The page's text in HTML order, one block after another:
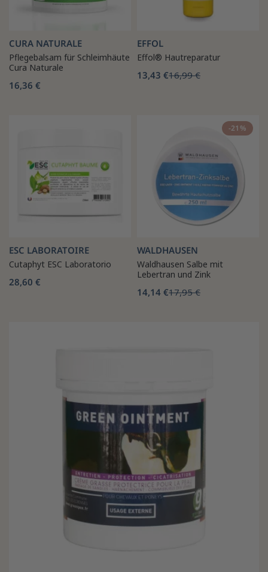
CURA NATURALE
Pflegebalsam für Schleimhäute
Cura Naturale
16,36 €
EFFOL
Effol® Hautreparatur
13,43 €16,99 €
ESC LABORATOIRE
Cutaphyt ESC Laboratorio
28,60 €
-21%
WALDHAUSEN
Waldhausen Salbe mit
Lebertran und Zink
14,14 €17,95 €